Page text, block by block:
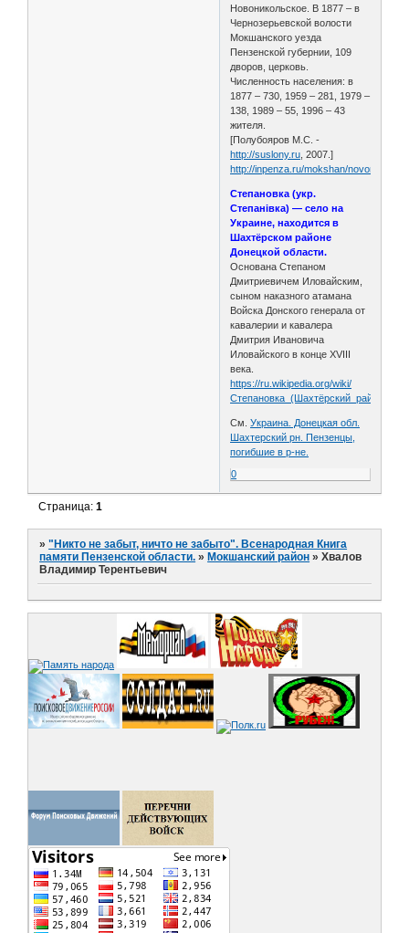
Новоникольское. В 1877 – в
Чернозерьевской волости
Мокшанского уезда
Пензенской губернии, 109
дворов, церковь.
Численность населения: в
1877 – 730, 1959 – 281, 1979 –
138, 1989 – 55, 1996 – 43
жителя.
[Полубояров М.С. -
http://suslony.ru , 2007.]
http://inpenza.ru/mokshan/
Степановка (укр.
Степанівка) — село на
Украине, находится в
Шахтёрском районе
Донецкой области.
Основана Степаном
Дмитриевичем Иловайским,
сыном наказного атамана
Войска Донского генерала от
кавалерии и кавалера
Дмитрия Ивановича
Иловайского в конце XVIII
века.
https://ru.wikipedia.org/wiki/
Степановка_(Шахтёрский_район)
См.Украина. Донецкая обл.
Шахтерский рн. Пензенцы,
погибшие в р-не.
0
Страница:1
»"Никто не забыт, ничто не забыто". Всенародная Книга
памяти Пензенской области. » Мокшанский район »Хвалов
Владимир Терентьевич